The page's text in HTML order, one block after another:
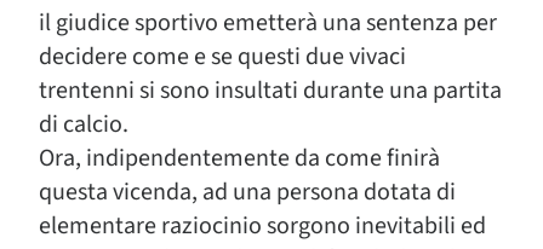
il giudice sportivo emetterà una sentenza per
decidere come e se questi due vivaci
trentenni si sono insultati durante una partita
di calcio.
Ora, indipendentemente da come finirà
questa vicenda, ad una persona dotata di
elementare raziocinio sorgono inevitabili ed